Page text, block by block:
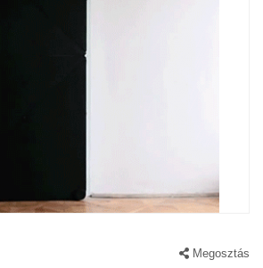
Megosztás